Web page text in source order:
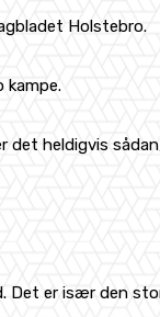
Holstebro.
kampe.
det heldigvis
er især den